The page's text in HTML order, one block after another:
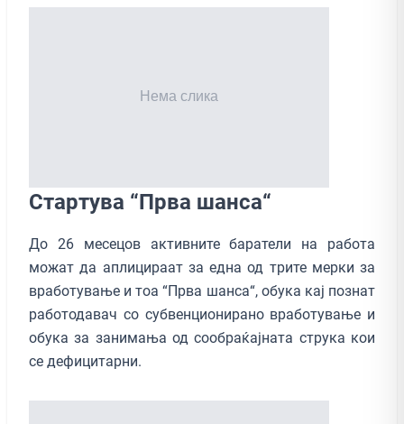
Стартува “Прва шанса“
До 26 месецов активните баратели на работа
можат да аплицираат за една од трите мерки за
вработување и тоа “Прва шанса“, обука кај познат
работодавач со субвенционирано вработување и
обука за занимања од сообраќајната струка кои
се дефицитарни.